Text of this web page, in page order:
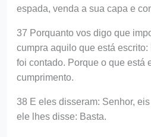
espada, venda a sua capa e
37 Porquanto vos digo que
cumpra aquilo que está
foi contado. Porque o que está
cumprimento.
38 E eles disseram: Senhor,
ele lhes disse: Basta.